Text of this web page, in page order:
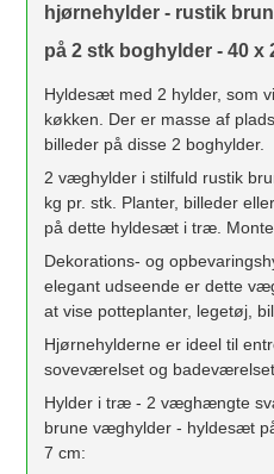
hjørnehylder - rustik
på 2 stk boghylder - 40 x
Hyldesæt med 2 hylder, som
køkken. Der er masse af
billeder på disse 2 boghylder.
2 væghylder i stilfuld rustik
kg pr. stk. Planter, billeder
på dette hyldesæt i træ.
Dekorations- og
elegant udseende er dette
at vise potteplanter, legetøj,
Hjørnehylderne er ideel til
soveværelset og badeværelset.
Hylder i træ - 2 væghængte
brune væghylder - hyldesæt
7 cm: